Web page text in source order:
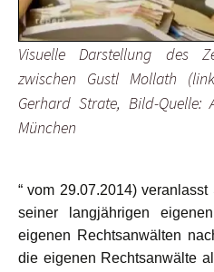
Visuelle Darstellung des
zwischen Gustl Mollath
Gerhard Strate, Bild-Quelle:
München
“ vom 29.07.2014)veranlasst
seiner langjährigen
eigenen Rechtsanwälten
die eigenen Rechtsanwälte